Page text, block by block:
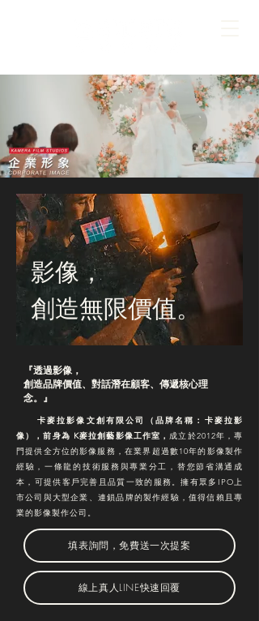
影像，
創造無限價值。
『透過影像，
創造品牌價值、對話潛在顧客、傳遞核心理
念。』
卡麥拉影像文創有限公司（品牌名稱：卡麥拉影
像），前身為 K麥拉創藝影像工作室， 成立 於2012年，專
門提供全方位的影像服務，在業界超過數10年的影像製作
經驗，一條龍的技術服務與專業分工，替您節省溝通成
本，可提供客戶完善且品質一致的服務。擁有眾多IPO上
市公司與大型企業、連鎖品牌的製作經驗，值得信賴且專
業的影像製作公司。
填表詢問，免費送一次提案
線上真人LINE快速回覆